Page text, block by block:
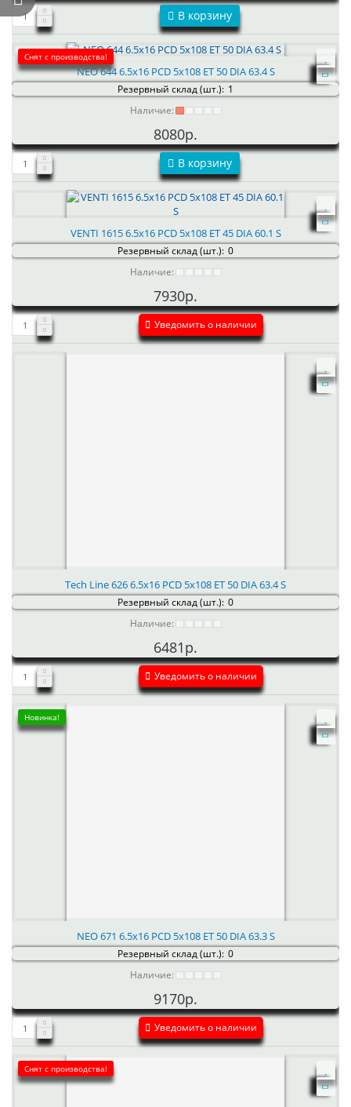
В корзину
Снят с производства!
NEO 644 6.5x16 PCD 5x108 ET 50 DIA 63.4 S
Резервный склад (шт.): 1
Наличие:
8080р.
В корзину
VENTI 1615 6.5x16 PCD 5x108 ET 45 DIA 60.1 S
Резервный склад (шт.): 0
Наличие:
7930р.
Уведомить о наличии
Tech Line 626 6.5x16 PCD 5x108 ET 50 DIA 63.4 S
Резервный склад (шт.): 0
Наличие:
6481р.
Уведомить о наличии
Новинка!
NEO 671 6.5x16 PCD 5x108 ET 50 DIA 63.3 S
Резервный склад (шт.): 0
Наличие:
9170р.
Уведомить о наличии
Снят с производства!